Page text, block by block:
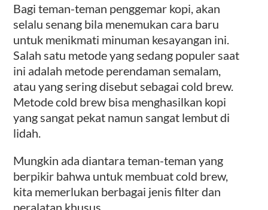
Bagi teman-teman penggemar kopi, akan
selalu senang bila menemukan cara baru
untuk menikmati minuman kesayangan ini.
Salah satu metode yang sedang populer saat
ini adalah metode perendaman semalam,
atau yang sering disebut sebagai cold brew.
Metode cold brew bisa menghasilkan kopi
yang sangat pekat namun sangat lembut di
lidah.
Mungkin ada diantara teman-teman yang
berpikir bahwa untuk membuat cold brew,
kita memerlukan berbagai jenis filter dan
peralatan khusus.